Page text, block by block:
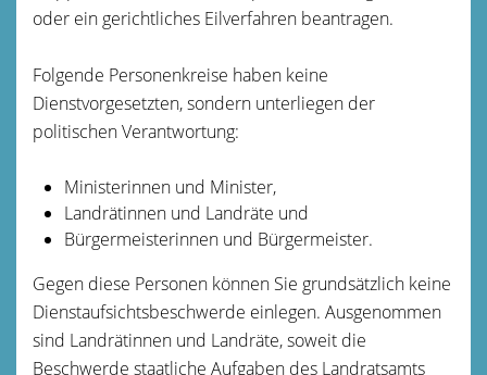
oder ein gerichtliches Eilverfahren beantragen.
Folgende Personenkreise haben keine
Dienstvorgesetzten, sondern unterliegen der
politischen Verantwortung:
Ministerinnen und Minister,
Landrätinnen und Landräte und
Bürgermeisterinnen und Bürgermeister.
Gegen diese Personen können Sie grundsätzlich keine
Dienstaufsichtsbeschwerde einlegen. Ausgenommen
sind Landrätinnen und Landräte, soweit die
Beschwerde staatliche Aufgaben des Landratsamts